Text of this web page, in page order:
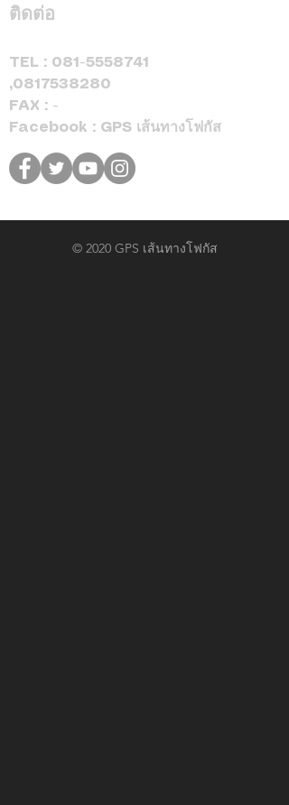
ติดต่อ
TEL : 081-5558741
,0817538280
FAX : -
Facebook : GPS เส้นทางโฟกัส
© 2020 GPS เส้นทางโฟกัส